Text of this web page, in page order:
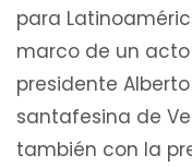
para
marco de un
presidente
santafesina de
también con la